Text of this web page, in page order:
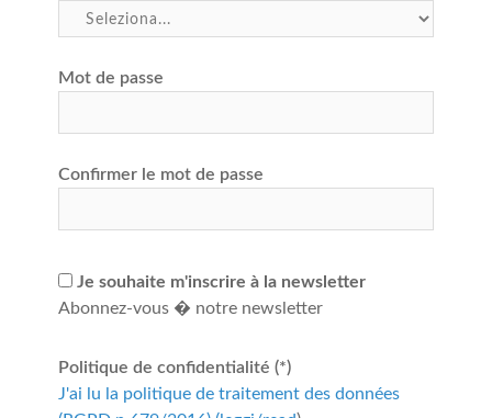
Mot de passe
Confirmer le mot de passe
Je souhaite m'inscrire à la newsletter
Abonnez-vous � notre newsletter
Politique de confidentialité (*)
J'ai lu la politique de traitement des données